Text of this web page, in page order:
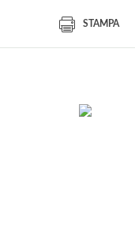
STAMPA